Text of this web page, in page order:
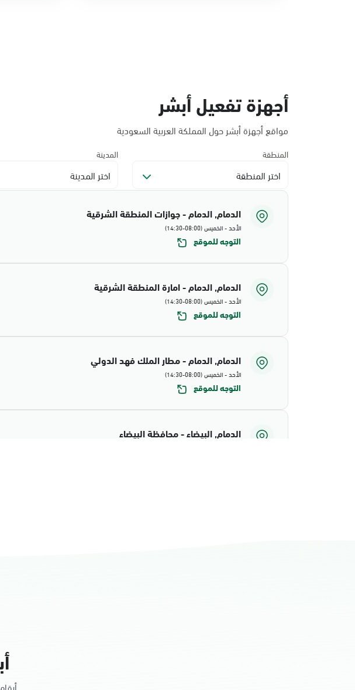
أجهزة تفعيل أبشر
مواقع أجهزة أبشر حول المملكة العربية السعودية
المنطقة
اختر المنطقة
المدينة
اختر المدينة
الدمام, الدمام - جوازات المنطقة الشرقية
الأحد - الخميس (08:00-14:30)
التوجه للموقع
الدمام, الدمام - امارة المنطقة الشرقية
الأحد - الخميس (08:00-14:30)
التوجه للموقع
الدمام, الدمام - مطار الملك فهد الدولي
الأحد - الخميس (08:00-14:30)
التوجه للموقع
الدمام, البيضاء - محافظة البيضاء